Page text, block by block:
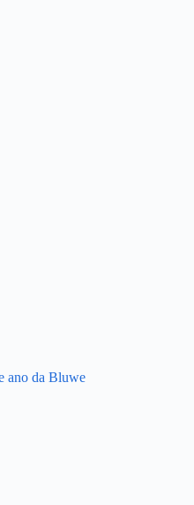
ano da Bluwe